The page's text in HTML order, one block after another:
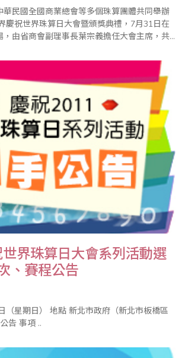
華民國全國商業總會等多個珠算團體共同舉辦
慶祝世界珠算日大會暨頒獎典禮，7月31日在
，由省商會副理事長葉宗義擔任大會主席，共
，並頒獎表揚優勝選手，吳院長致詞強調，珠
迪人腦智慧，也可延緩老人失智症的發生，因
全力投入協助珠心算活動；至..
界珠算日大會系列活動選
、賽程公告
中山路1段161號） 公告 事項 ..